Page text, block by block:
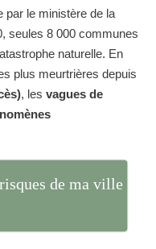
par le ministère de la
seules 8 000 communes
naturelle. En
plus meurtrières depuis
, les vagues de
de ma ville